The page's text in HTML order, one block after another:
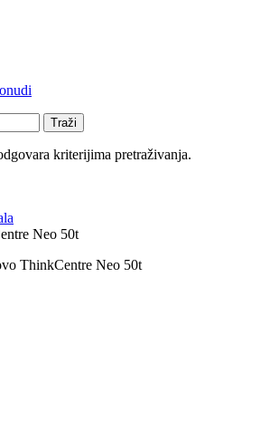
Traži
kriterijima pretraživanja.
Neo 50t